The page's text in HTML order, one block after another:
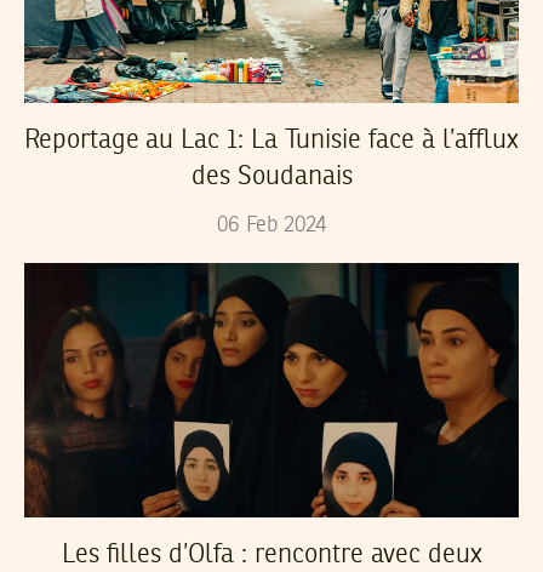
Reportage au Lac 1: La Tunisie face à l’afflux
des Soudanais
06 Feb 2024
Les filles d’Olfa : rencontre avec deux